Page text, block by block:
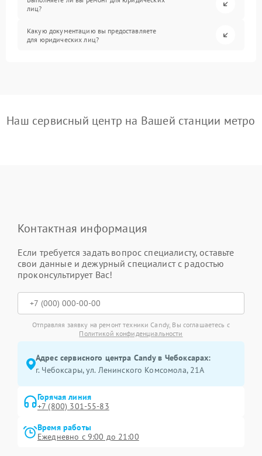
лиц?
Какую документацию вы предоставляете
для юридических лиц?
Наш сервисный центр на Вашей станции метро
Контактная информация
Если требуется задать вопрос специалисту, оставьте
свои данные и дежурный специалист с радостью
проконсультирует Вас!
Отправляя заявку на ремонт техники Candy, Вы соглашаетесь с
Политикой конфиденциальности
Адрес сервисного центра Candy в Чебоксарах:
г. Чебоксары, ул. Ленинского Комсомола, 21А
Горячая линия
+7 (800) 301-55-83
Время работы
Ежедневно с 9:00 до 21:00